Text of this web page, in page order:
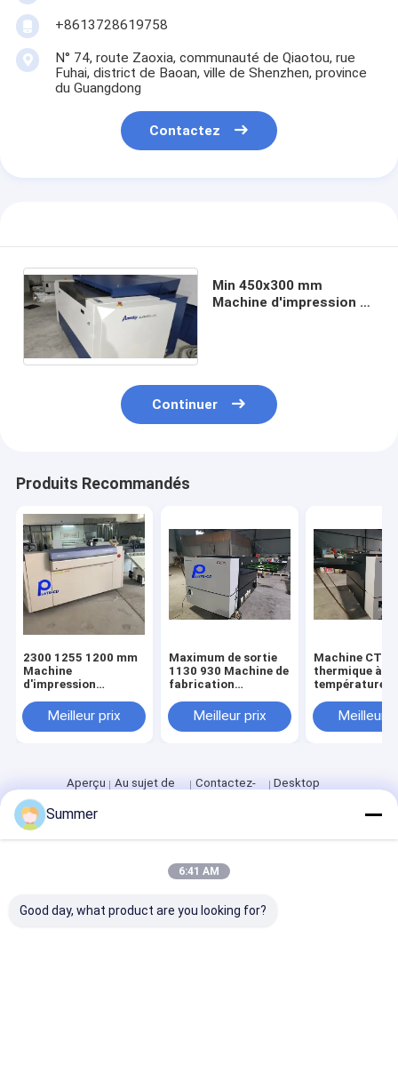
+8613728619758
N° 74, route Zaoxia, communauté de Qiaotou, rue
Fuhai, district de Baoan, ville de Shenzhen, province
du Guangdong
Contactez
Min 450x300 mm
Machine d'impression à
Continuer
Produits Recommandés
2300 1255 1200 mm
Machine
d'impression
entièrement
automatique offrant
matériaux
d'étiquettes
Meilleur prix
Maximum de sortie
1130 930 Machine de
fabrication
plaques offrant une
dimension physique
plaques
Meilleur prix
Machine CTP
thermique à
température
de 20 °C avec
répétabilité
production de
Meilleur
Aperçu
Au sujet de
Contactez-
Desktop
Plan du
Chine.Copyright © 2026 Chuangda (Shenzhen) Printing Equipment
Group. All Rights Reserved.
Summer
6:41 AM
Good day, what product are you looking for?